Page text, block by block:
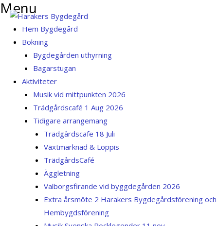
Skip
content
Menu
Hem Bygdegård
Bokning
Bygdegården uthyrning
Bagarstugan
Aktiviteter
Musik vid mittpunkten 2026
Trädgårdscafé 1 Aug 2026
Tidigare arrangemang
Trädgårdscafe 18 Juli
Växtmarknad & Loppis
TrädgårdsCafé
Äggletning
Valborgsfirande vid byggdegården 2026
Extra årsmöte 2 Harakers Bygdegårdsförening och
Hembygdsförening